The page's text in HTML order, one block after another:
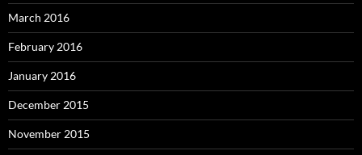
March 2016
February 2016
January 2016
December 2015
November 2015